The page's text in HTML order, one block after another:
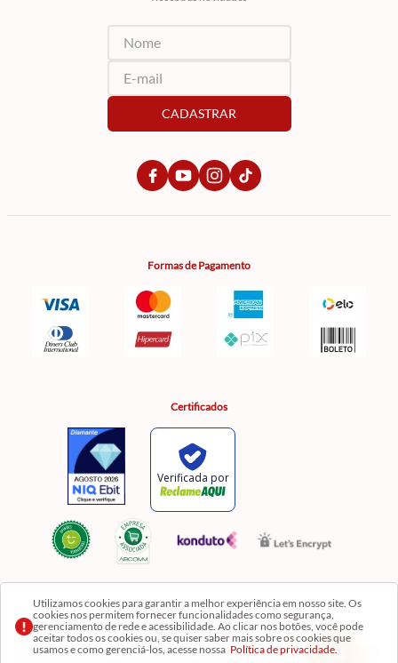
Utilizamos cookies para garantir a melhor experiência em nosso site. Os
cookies nos permitem fornecer funcionalidades como segurança,
gerenciamento de rede e acessibilidade. Ao clicar nos botões, você pode
aceitar todos os cookies ou, se quiser saber mais sobre os cookies que
usamos e como gerenciá-los, acesse nossa Política de privacidade.
CADASTRAR
Formas de Pagamento
Certificados
Razão Social: Comercial Luzia Meire de Gêneros Alimentícios LTDA | CNPJ:
08.991.182/0001-11
Os preços, produtos e quantidades da Loja Virtual não se aplicam aos da Loja Física. Na Loja